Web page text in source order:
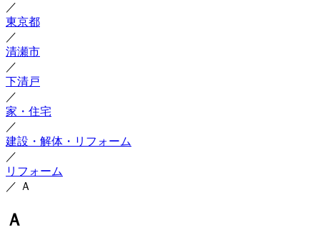
／
東京都
／
清瀬市
／
下清戸
／
家・住宅
／
建設・解体・リフォーム
／
リフォーム
／ Ａ
Ａ